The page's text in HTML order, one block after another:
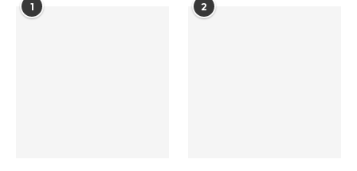
1 2